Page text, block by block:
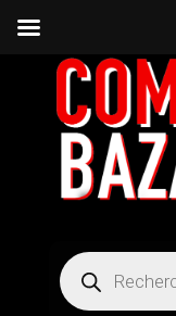
Recherche
de
produits